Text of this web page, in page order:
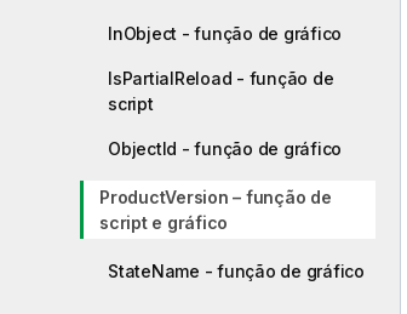
InObject - função de gráfico
IsPartialReload - função de
script
ObjectId - função de gráfico
ProductVersion – função de
script e gráfico
StateName - função de gráfico